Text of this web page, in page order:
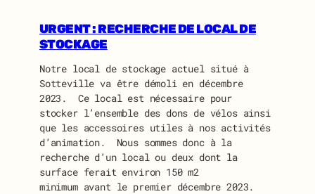
O
N
E
I
N
E
W
S
J
U
I
L
L
URGENT : RECHERCHE DE LOCAL DE
STOCKAGE
Notre local de stockage actuel situé à
Sotteville va être démoli en décembre
2023. Ce local est nécessaire pour
stocker l’ensemble des dons de vélos ainsi
que les accessoires utiles à nos activités
d’animation. Nous sommes donc à la
recherche d’un local ou deux dont la
surface ferait environ 150 m2
minimum avant le premier décembre 2023.